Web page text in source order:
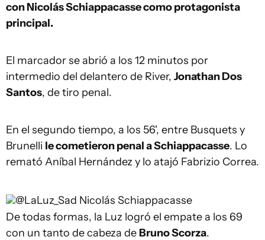
con Nicolás Schiappacasse como protagonista
principal.
El marcador se abrió a los 12 minutos por
intermedio del delantero de River, Jonathan Dos
Santos, de tiro penal.
En el segundo tiempo, a los 56', entre Busquets y
Brunelli le cometieron penal a Schiappacasse. Lo
remató Aníbal Hernández y lo atajó Fabrizio Correa.
@LaLuz_Sad Nicolás Schiappacasse
De todas formas, la Luz logró el empate a los 69
con un tanto de cabeza de Bruno Scorza.